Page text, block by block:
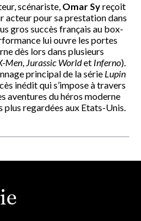
scénariste, Omar Syreçoit
acteur pour sa prestation dans
gros succès français au box-
lui ouvre les portes
dès lors dans plusieurs
Men, Jurassic Worldet Inferno).
principal de la série Lupin
inédit qui s’impose à travers
aventures du héros moderne
plus regardées aux Etats-Unis.